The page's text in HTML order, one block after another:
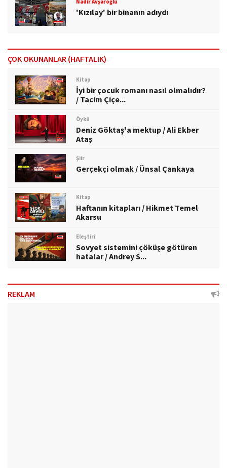
Nadir Avşaroğlu
'Kızılay' bir binanın adıydı
ÇOK OKUNANLAR (HAFTALIK)
Kitap
İyi bir çocuk romanı nasıl olmalıdır?
/ Tacim Çiçe...
Öykü
Deniz Göktaş'a mektup / Ali Ekber
Ataş
Şiir
Gerçekçi olmak / Ünsal Çankaya
Kitap
Haftanın kitapları / Hikmet Temel
Akarsu
Eleştiri
Sovyet sistemini çöküşe götüren
hatalar / Andrey S...
REKLAM